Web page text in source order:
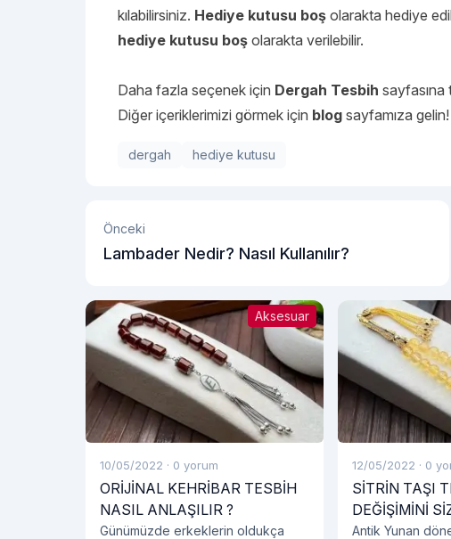
kılabilirsiniz. Hediye kutusu boş olarakta hediye
hediye kutusu boş olarakta verilebilir.
Daha fazla seçenek için Dergah Tesbih sayfasına
Diğer içeriklerimizi görmek için blog sayfamıza gelin!
dergah hediye kutusu
Önceki
Lambader Nedir? Nasıl Kullanılır?
Aksesuar
10/05/2022 · 0 yorum
ORİJİNAL KEHRİBAR TESBİH
NASIL ANLAŞILIR ?
Günümüzde erkeklerin oldukça
12/05/2022 · 0
SİTRİN TAŞI
DEĞİŞİMİNİ
Antik Yunan